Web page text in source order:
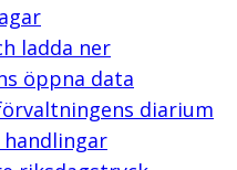
ladda ner
öppna data
diarium